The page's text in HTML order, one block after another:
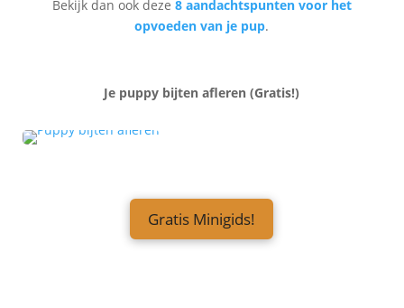
Bekijk dan ook deze 8 aandachtspunten voor het
opvoeden van je pup.
Je puppy bijten afleren (Gratis!)
Gratis Minigids!